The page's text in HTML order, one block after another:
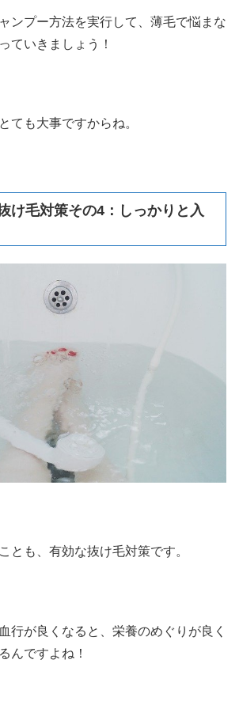
ンプー方法を実行して、薄毛で悩まな
ていきましょう！
ても大事ですからね。
け毛対策その4：しっかりと入
とも、有効な抜け毛対策です。
行が良くなると、栄養のめぐりが良く
んですよね！